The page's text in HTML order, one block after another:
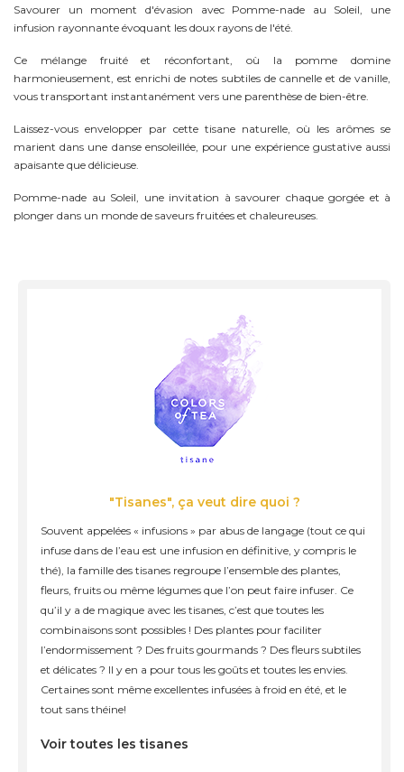
Savourer un moment d'évasion avec Pomme-nade au Soleil, une
infusion rayonnante évoquant les doux rayons de l'été.
Ce mélange fruité et réconfortant, où la pomme domine
harmonieusement, est enrichi de notes subtiles de cannelle et de vanille,
vous transportant instantanément vers une parenthèse de bien-être.
Laissez-vous envelopper par cette tisane naturelle, où les arômes se
marient dans une danse ensoleillée, pour une expérience gustative aussi
apaisante que délicieuse.
Pomme-nade au Soleil, une invitation à savourer chaque gorgée et à
plonger dans un monde de saveurs fruitées et chaleureuses.
"Tisanes", ça veut dire quoi ?
Souvent appelées « infusions » par abus de langage (tout ce qui
infuse dans de l’eau est une infusion en définitive, y compris le
thé), la famille des tisanes regroupe l’ensemble des plantes,
fleurs, fruits ou même légumes que l’on peut faire infuser. Ce
qu’il y a de magique avec les tisanes, c’est que toutes les
combinaisons sont possibles ! Des plantes pour faciliter
l’endormissement ? Des fruits gourmands ? Des fleurs subtiles
et délicates ? Il y en a pour tous les goûts et toutes les envies.
Certaines sont même excellentes infusées à froid en été, et le
tout sans théine!
Voir toutes les tisanes